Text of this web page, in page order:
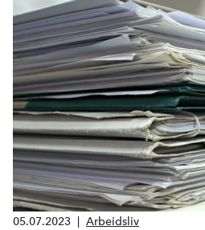
05.07.2023 Arbeidsliv